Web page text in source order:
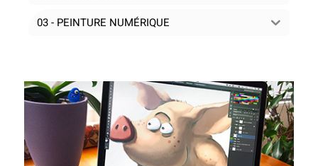
03 - PEINTURE NUMÉRIQUE